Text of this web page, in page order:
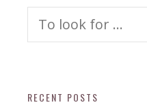
RECENT POSTS